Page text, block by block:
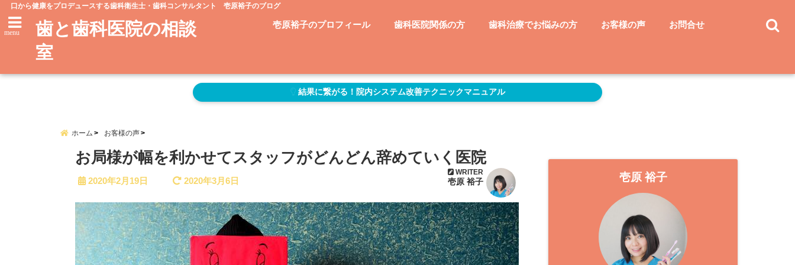
口から健康をプロデュースする歯科衛生士・歯科コンサルタント 壱原裕子のブログ
menu
歯と歯科医院の相談
室
壱原裕子のプロフィール 歯科医院関係の方 歯科治療でお悩みの方 お客様の声 お問合せ
結果に繋がる！院内システム改善テクニックマニュアル
ホーム お客様の声
お局様が幅を利かせてスタッフがどんどん辞めていく医院
2020年2月19日 2020年3月6日
WRITER
壱原 裕子 壱原 裕子